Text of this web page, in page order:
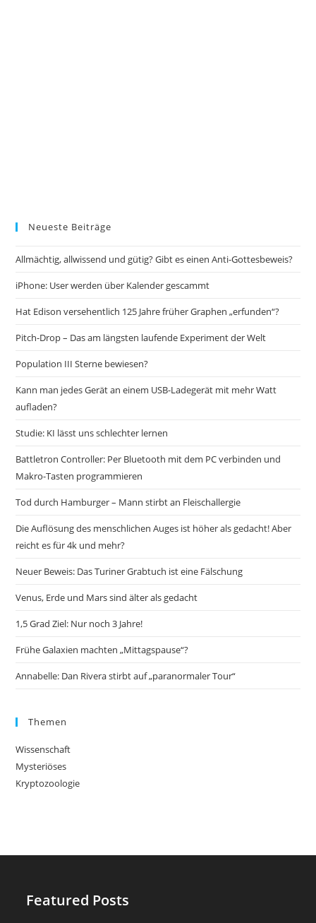
Neueste Beiträge
Allmächtig, allwissend und gütig? Gibt es einen Anti-Gottesbeweis?
iPhone: User werden über Kalender gescammt
Hat Edison versehentlich 125 Jahre früher Graphen „erfunden“?
Pitch-Drop – Das am längsten laufende Experiment der Welt
Population III Sterne bewiesen?
Kann man jedes Gerät an einem USB-Ladegerät mit mehr Watt
aufladen?
Studie: KI lässt uns schlechter lernen
Battletron Controller: Per Bluetooth mit dem PC verbinden und
Makro-Tasten programmieren
Tod durch Hamburger – Mann stirbt an Fleischallergie
Die Auflösung des menschlichen Auges ist höher als gedacht! Aber
reicht es für 4k und mehr?
Neuer Beweis: Das Turiner Grabtuch ist eine Fälschung
Venus, Erde und Mars sind älter als gedacht
1,5 Grad Ziel: Nur noch 3 Jahre!
Frühe Galaxien machten „Mittagspause“?
Annabelle: Dan Rivera stirbt auf „paranormaler Tour“
Themen
Wissenschaft
Mysteriöses
Kryptozoologie
Featured Posts